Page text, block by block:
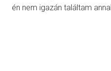
én nem igazán találtam